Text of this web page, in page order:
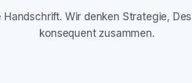
Handschrift. Wir denken Strategie,
konsequent zusammen.